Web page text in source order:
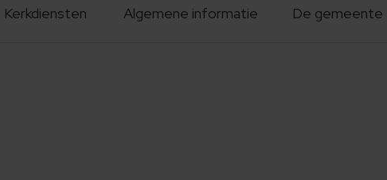
Kerkdiensten Algemene informatie De gemeente